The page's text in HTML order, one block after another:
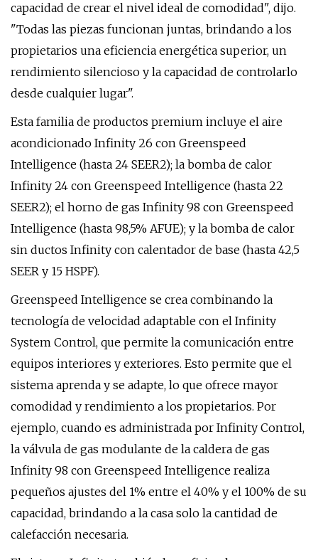
capacidad de crear el nivel ideal de comodidad", dijo.
"Todas las piezas funcionan juntas, brindando a los
propietarios una eficiencia energética superior, un
rendimiento silencioso y la capacidad de controlarlo
desde cualquier lugar".
Esta familia de productos premium incluye el aire
acondicionado Infinity 26 con Greenspeed
Intelligence (hasta 24 SEER2); la bomba de calor
Infinity 24 con Greenspeed Intelligence (hasta 22
SEER2); el horno de gas Infinity 98 con Greenspeed
Intelligence (hasta 98,5% AFUE); y la bomba de calor
sin ductos Infinity con calentador de base (hasta 42,5
SEER y 15 HSPF).
Greenspeed Intelligence se crea combinando la
tecnología de velocidad adaptable con el Infinity
System Control, que permite la comunicación entre
equipos interiores y exteriores. Esto permite que el
sistema aprenda y se adapte, lo que ofrece mayor
comodidad y rendimiento a los propietarios. Por
ejemplo, cuando es administrada por Infinity Control,
la válvula de gas modulante de la caldera de gas
Infinity 98 con Greenspeed Intelligence realiza
pequeños ajustes del 1% entre el 40% y el 100% de su
capacidad, brindando a la casa solo la cantidad de
calefacción necesaria.